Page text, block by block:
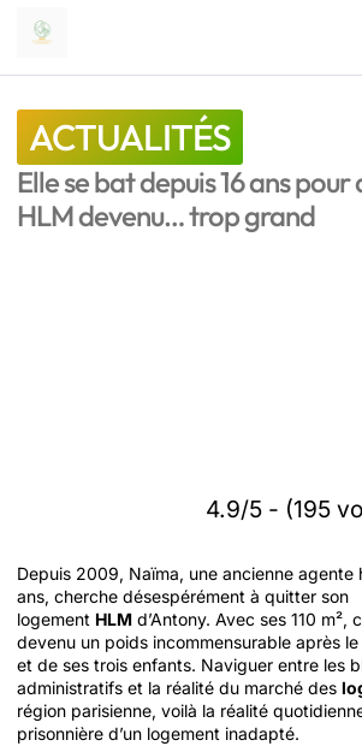
ACTUALITÉS
Elle se bat depuis 16 ans
HLM devenu… trop grand
4.9/5 - (195
Depuis 2009, Naïma, une ancienne agente
ans, cherche désespérément à quitter son
logement HLM d’Antony. Avec ses 110
devenu un poids incommensurable après
et de ses trois enfants. Naviguer entre les
administratifs et la réalité du marché des
région parisienne, voilà la réalité
prisonnière d’un logement inadapté.